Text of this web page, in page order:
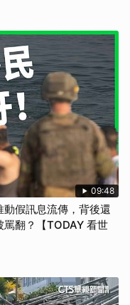
09:48
假訊息流傳，背後還
翻？【TODAY 看世